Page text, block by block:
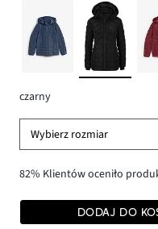
czarny
Wybierz rozmiar
82% Klientów oceniło
DODAJ DO